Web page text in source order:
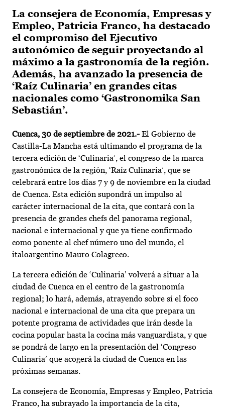
La consejera de Economía, Empresas y
Empleo, Patricia Franco, ha destacado
el compromiso del Ejecutivo
autonómico de seguir proyectando al
máximo a la gastronomía de la región.
Además, ha avanzado la presencia de
‘Raíz Culinaria’ en grandes citas
nacionales como ‘Gastronomika San
Sebastián’.
Cuenca, 30 de septiembre de 2021.- El Gobierno de
Castilla-La Mancha está ultimando el programa de la
tercera edición de ‘Culinaria’, el congreso de la marca
gastronómica de la región, ‘Raíz Culinaria’, que se
celebrará entre los días 7 y 9 de noviembre en la ciudad
de Cuenca. Esta edición supondrá un impulso al
carácter internacional de la cita, que contará con la
presencia de grandes chefs del panorama regional,
nacional e internacional y que ya tiene confirmado
como ponente al chef número uno del mundo, el
italoargentino Mauro Colagreco.
La tercera edición de ‘Culinaria’ volverá a situar a la
ciudad de Cuenca en el centro de la gastronomía
regional; lo hará, además, atrayendo sobre sí el foco
nacional e internacional de una cita que prepara un
potente programa de actividades que irán desde la
cocina popular hasta la cocina más vanguardista, y que
se pondrá de largo en la presentación del ‘Congreso
Culinaria’ que acogerá la ciudad de Cuenca en las
próximas semanas.
La consejera de Economía, Empresas y Empleo, Patricia
Franco, ha subrayado la importancia de la cita,